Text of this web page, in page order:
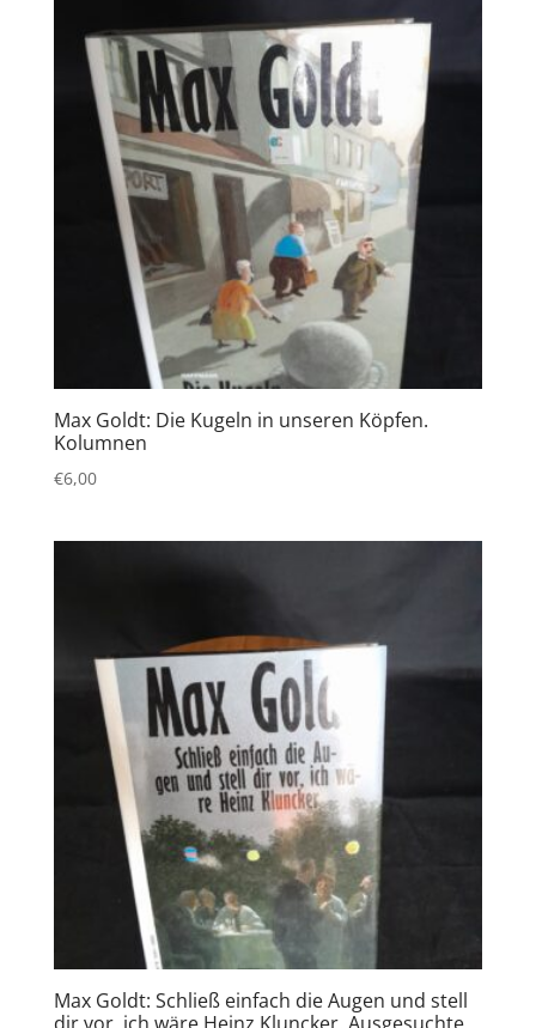
Max Goldt: Die Kugeln in unseren Köpfen.
Kolumnen
€6,00
Max Goldt: Schließ einfach die Augen und stell